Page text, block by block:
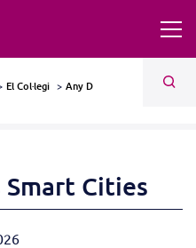
El Col·legi Any D
Smart Cities